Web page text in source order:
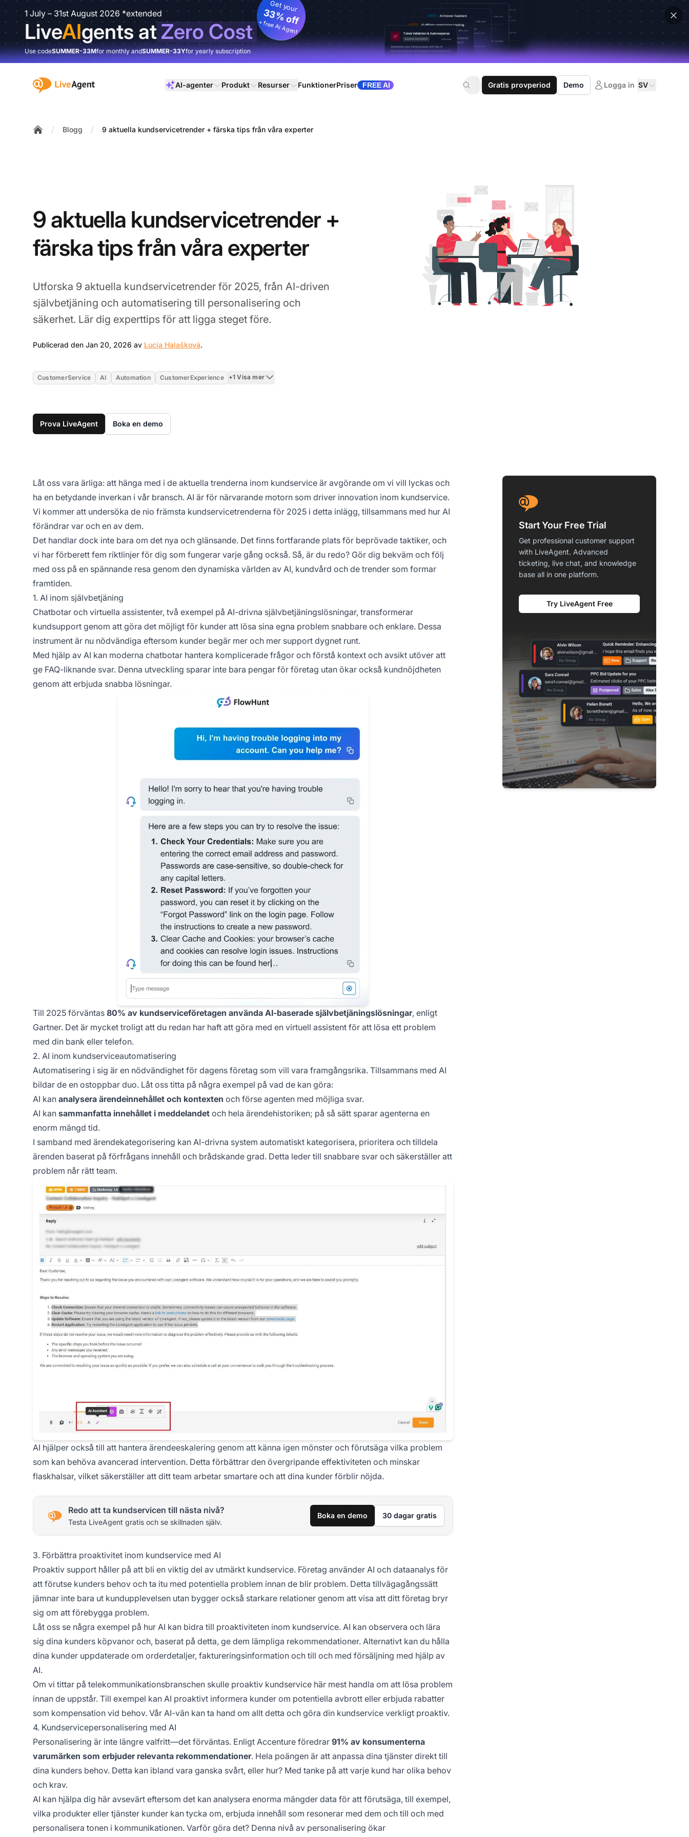
1 July – 31st August 2026 *extended
LiveAIgents atZero Cost
Get your
33% off
+ free AI Agent
Use codeSUMMER-33Mfor monthly andSUMMER-33Yfor yearly subscription
:site.title AI-agenter Produkt Resurser FunktionerPriser FREE AI Gratis provperiod Demo Logga in SV
/ Blogg / 9 aktuella kundservicetrender + färska tips från våra experter
9 aktuella kundservicetrender +
färska tips från våra experter
Utforska 9 aktuella kundservicetrender för 2025, från AI-driven
självbetjäning och automatisering till personalisering och
säkerhet. Lär dig experttips för att ligga steget före.
Publicerad den Jan 20, 2026 av Lucia Halašková.
CustomerService AI Automation CustomerExperience +1 Visa mer
Prova LiveAgent Boka en demo
Låt oss vara ärliga: att hänga med i de aktuella trenderna inom kundservice är avgörande om vi vill lyckas och
ha en betydande inverkan i vår bransch. AI är för närvarande motorn som driver innovation inom kundservice.
Vi kommer att undersöka de nio främsta kundservicetrenderna för 2025 i detta inlägg, tillsammans med hur AI
förändrar var och en av dem.
Det handlar dock inte bara om det nya och glänsande. Det finns fortfarande plats för beprövade taktiker, och
vi har förberett fem riktlinjer för dig som fungerar varje gång också. Så, är du redo? Gör dig bekväm och följ
med oss på en spännande resa genom den dynamiska världen av AI, kundvård och de trender som formar
framtiden.
1. AI inom självbetjäning
Chatbotar och virtuella assistenter, två exempel på AI-drivna självbetjäningslösningar, transformerar
kundsupport genom att göra det möjligt för kunder att lösa sina egna problem snabbare och enklare. Dessa
instrument är nu nödvändiga eftersom kunder begär mer och mer support dygnet runt.
Med hjälp av AI kan moderna chatbotar hantera komplicerade frågor och förstå kontext och avsikt utöver att
ge FAQ-liknande svar. Denna utveckling sparar inte bara pengar för företag utan ökar också kundnöjdheten
genom att erbjuda snabba lösningar.
Till 2025 förväntas 80% av kundserviceföretagen använda AI-baserade självbetjäningslösningar, enligt
Gartner. Det är mycket troligt att du redan har haft att göra med en virtuell assistent för att lösa ett problem
med din bank eller telefon.
2. AI inom kundserviceautomatisering
Automatisering i sig är en nödvändighet för dagens företag som vill vara framgångsrika. Tillsammans med AI
bildar de en ostoppbar duo. Låt oss titta på några exempel på vad de kan göra:
AI kan analysera ärendeinnehållet och kontexten och förse agenten med möjliga svar.
AI kan sammanfatta innehållet i meddelandet och hela ärendehistoriken; på så sätt sparar agenterna en
enorm mängd tid.
I samband med ärendekategorisering kan AI-drivna system automatiskt kategorisera, prioritera och tilldela
ärenden baserat på förfrågans innehåll och brådskande grad. Detta leder till snabbare svar och säkerställer att
problem når rätt team.
AI hjälper också till att hantera ärendeeskalering genom att känna igen mönster och förutsäga vilka problem
som kan behöva avancerad intervention. Detta förbättrar den övergripande effektiviteten och minskar
flaskhalsar, vilket säkerställer att ditt team arbetar smartare och att dina kunder förblir nöjda.
Redo att ta kundservicen till nästa nivå?
Testa LiveAgent gratis och se skillnaden själv.
Boka en demo 30 dagar gratis
3. Förbättra proaktivitet inom kundservice med AI
Proaktiv support håller på att bli en viktig del av utmärkt kundservice. Företag använder AI och dataanalys för
att förutse kunders behov och ta itu med potentiella problem innan de blir problem. Detta tillvägagångssätt
jämnar inte bara ut kundupplevelsen utan bygger också starkare relationer genom att visa att ditt företag bryr
sig om att förebygga problem.
Låt oss se några exempel på hur AI kan bidra till proaktiviteten inom kundservice. AI kan observera och lära
sig dina kunders köpvanor och, baserat på detta, ge dem lämpliga rekommendationer. Alternativt kan du hålla
dina kunder uppdaterade om orderdetaljer, faktureringsinformation och till och med försäljning med hjälp av
AI.
Om vi tittar på telekommunikationsbranschen skulle proaktiv kundservice här mest handla om att lösa problem
innan de uppstår. Till exempel kan AI proaktivt informera kunder om potentiella avbrott eller erbjuda rabatter
som kompensation vid behov. Vår AI-vän kan ta hand om allt detta och göra din kundservice verkligt proaktiv.
4. Kundservicepersonalisering med AI
Personalisering är inte längre valfritt—det förväntas. Enligt Accenture föredrar 91% av konsumenterna
varumärken som erbjuder relevanta rekommendationer. Hela poängen är att anpassa dina tjänster direkt till
dina kunders behov. Detta kan ibland vara ganska svårt, eller hur? Med tanke på att varje kund har olika behov
och krav.
AI kan hjälpa dig här avsevärt eftersom det kan analysera enorma mängder data för att förutsäga, till exempel,
vilka produkter eller tjänster kunder kan tycka om, erbjuda innehåll som resonerar med dem och till och med
personalisera tonen i kommunikationen. Varför göra det? Denna nivå av personalisering ökar
Start Your Free Trial
Get professional customer support
with LiveAgent. Advanced
ticketing, live chat, and knowledge
base all in one platform.
Try LiveAgent Free